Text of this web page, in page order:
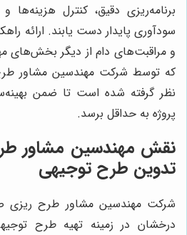
برنامه‌ریزی دقیق، کنترل هزینه‌ها
سودآوری پایدار دست یابند. ارائه
و مراقبت‌های دام از دیگر
که توسط شرکت مهندسین مشاور
نظر گرفته شده است تا ضمن
پروژه به حداقل برسد.
نقش مهندسین مشاور
تدوین طرح توجیهی
شرکت مهندسین مشاور طرح ریزی
درخشان در زمینه تهیه طرح